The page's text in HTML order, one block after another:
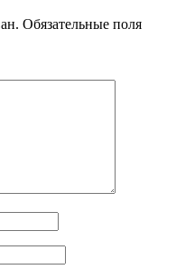
Обязательные поля